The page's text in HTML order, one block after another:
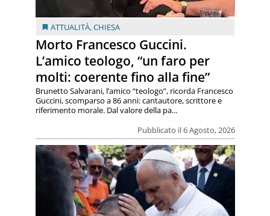
ATTUALITÀ,CHIESA
Morto Francesco Guccini.
L’amico teologo, “un faro per
molti: coerente fino alla fine”
Pubblicato il 6 Agosto, 2026
Brunetto Salvarani, l’amico “teologo”, ricorda Francesco
Guccini, scomparso a 86 anni: cantautore, scrittore e
riferimento morale. Dal valore della pa...